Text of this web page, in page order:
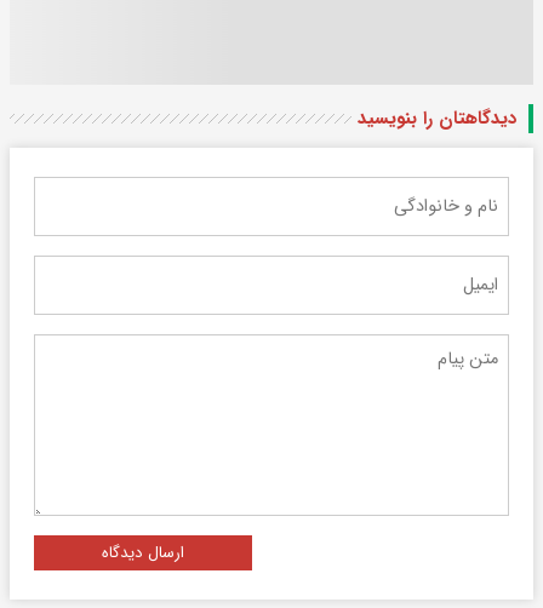
دیدگاهتان را بنویسید
ارسال دیدگاه